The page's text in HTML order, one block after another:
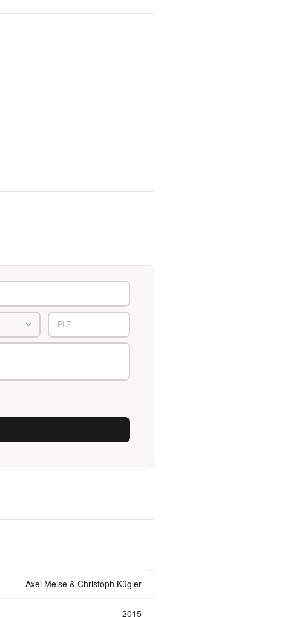
Axel Meise & Christoph Kügler
2015